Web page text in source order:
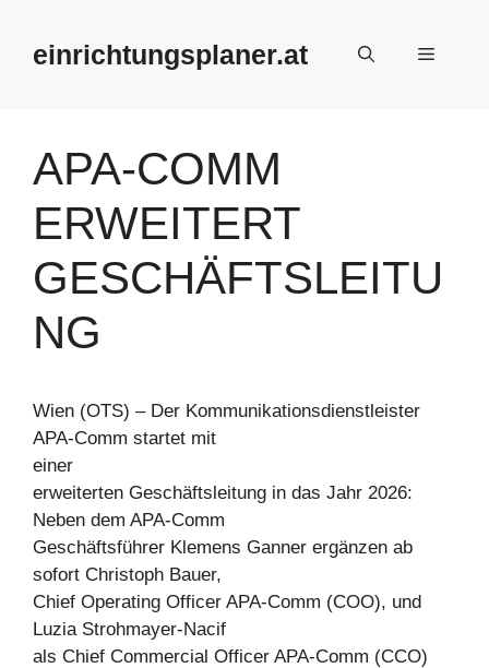
springeneinrichtungsplaner.at Menü
APA-COMM
ERWEITERT
GESCHÄFTSLEITU
NG
Wien (OTS) – Der Kommunikationsdienstleister
APA-Comm startet mit
einer
erweiterten Geschäftsleitung in das Jahr 2026:
Neben dem APA-Comm
Geschäftsführer Klemens Ganner ergänzen ab
sofort Christoph Bauer,
Chief Operating Officer APA-Comm (COO), und
Luzia Strohmayer-Nacif
als Chief Commercial Officer APA-Comm (CCO)